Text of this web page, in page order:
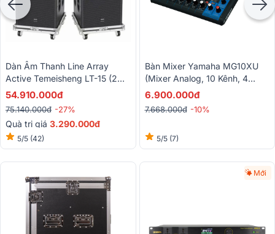
Dàn Âm Thanh Line Array
Active Temeisheng LT-15 (2
Sub Hơi 40cm + 4 Loa Full)
54.910.000đ
75.140.000đ -27%
Quà trị giá 3.290.000đ
5/5 (42)
Bàn Mixer Yamaha MG10XU
(Mixer Analog, 10 Kênh, 4
Mono, 3 Stereo)
6.900.000đ
7.668.000đ -10%
5/5 (7)
Mới